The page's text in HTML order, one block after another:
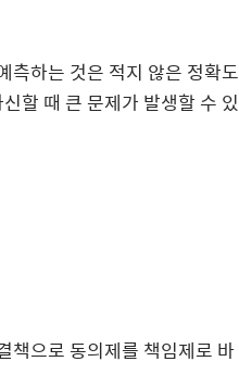
측하는 것은 적지 않은 정확도
할 때 큰 문제가 발생할 수 있
책으로 동의제를 책임제로 바